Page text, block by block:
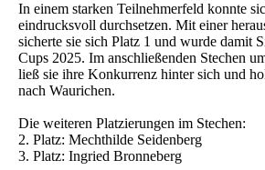
In einem starken Teilnehmerfeld konnte
eindrucksvoll durchsetzen. Mit einer
sicherte sie sich Platz 1 und wurde damit
Cups 2025. Im anschließenden Stechen
ließ sie ihre Konkurrenz hinter sich und
nach Waurichen.
Die weiteren Platzierungen im Stechen:
2. Platz: Mechthilde Seidenberg
3. Platz: Ingried Bronneberg